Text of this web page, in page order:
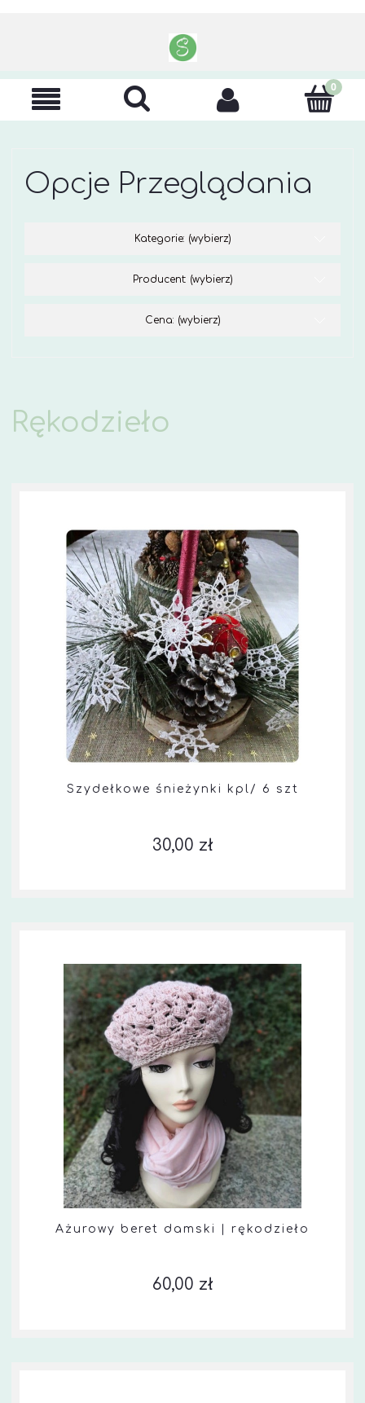
Opcje Przeglądania
Kategorie: (wybierz)
Producent: (wybierz)
Cena: (wybierz)
Rękodzieło
Szydełkowe śnieżynki kpl/ 6 szt
30,00 zł
Ażurowy beret damski | rękodzieło
60,00 zł